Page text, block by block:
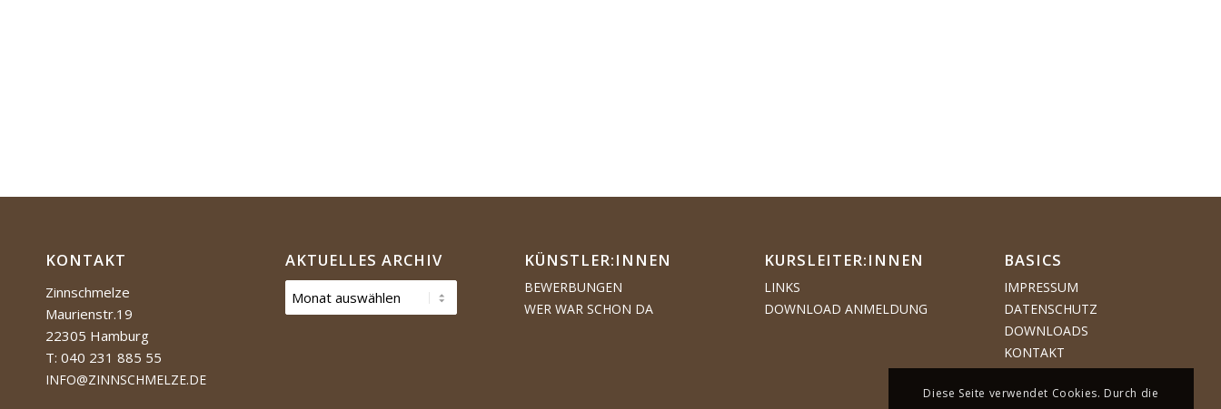
KONTAKT
Zinnschmelze
Maurienstr.19
22305 Hamburg
T: 040 231 885 55
INFO@ZINNSCHMELZE.DE
AKTUELLES ARCHIV KÜNSTLER:­­INNEN
BEWERBUNGEN
WER WAR SCHON DA
KURSLEITER:INNEN
LINKS
DOWNLOAD ANMELDUNG
BASICS
IMPRESSUM
DATENSCHUTZ
DOWNLOADS
KONTAKT
Diese Seite verwendet Cookies. Durch die